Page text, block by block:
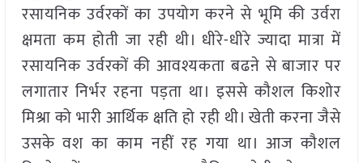
रसायनिक उर्वरकों का उपयोग करने से भूमि की उर्वरा
क्षमता कम होती जा रही थी। धीरे-धीरे ज्यादा मात्रा में
रसायनिक उर्वरकों की आवश्यकता बढऩे से बाजार पर
लगातार निर्भर रहना पड़ता था। इससे कौशल किशोर
मिश्रा को भारी आर्थिक क्षति हो रही थी। खेती करना जैसे
उसके वश का काम नहीं रह गया था। आज कौशल